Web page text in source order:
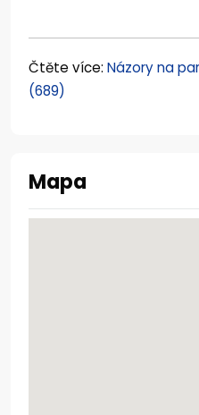
Čtěte více: Názory na
(689)
Mapa